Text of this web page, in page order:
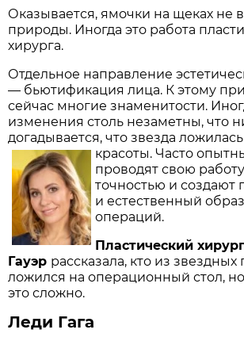
Оказывается, ямочки на щеках не
природы. Иногда это работа
хирурга.
Отдельное направление
— бьютификация лица. К этому
сейчас многие знаменитости.
изменения столь незаметны, что
догадывается, что звезда
красоты. Часто
проводят свою
точностью и создают
и естественный
операций.
Пластический
Гауэр рассказала, кто из звездных
ложился на операционный стол,
это сложно.
Леди Гага